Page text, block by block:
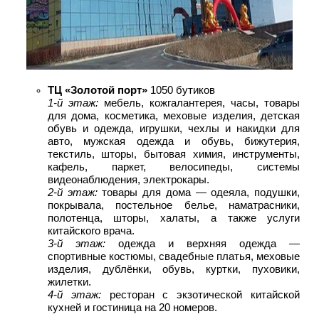
ТЦ «Золотой порт» 1050 бутиков
1-й этаж:мебель, кожгалантерея, часы, товары
для дома, косметика, меховые изделия, детская
обувь и одежда, игрушки, чехлы и накидки для
авто, мужская одежда и обувь, бижутерия,
текстиль, шторы, бытовая химия, инструменты,
кафель, паркет, велосипеды, системы
видеонаблюдения, электрокары.
2-й этаж:товары для дома — одеяла, подушки,
покрывала, постельное белье, наматрасники,
полотенца, шторы, халаты, а также услуги
китайского врача.
3-й этаж:одежда и верхняя одежда —
спортивные костюмы, свадебные платья, меховые
изделия, дублёнки, обувь, куртки, пуховики,
жилетки.
4-й этаж:ресторан с экзотической китайской
кухней и гостиница на 20 номеров.